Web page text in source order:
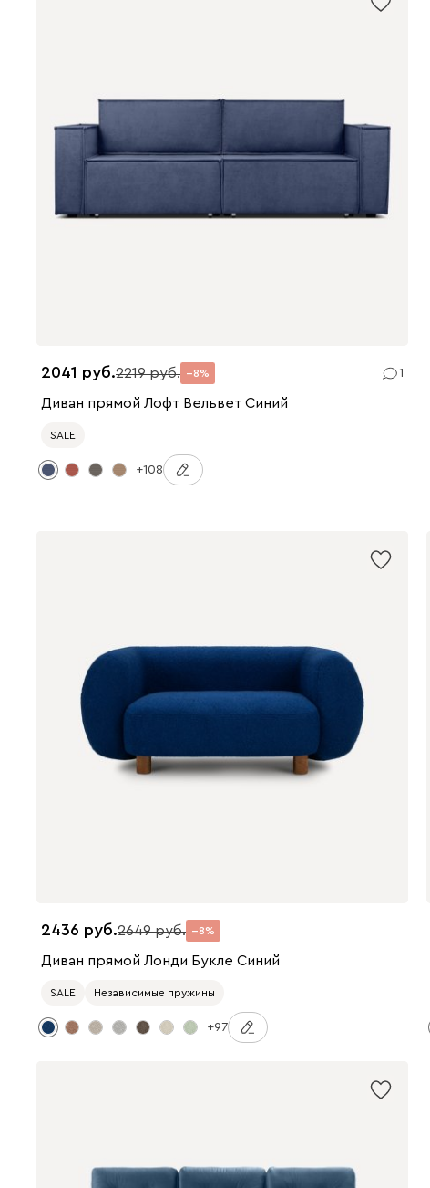
2041 2219 8 1
Диван прямой Лофт Вельвет Синий
SALE
+108
2436 2649 8
Диван прямой Лонди Букле Синий
SALE Независимые пружины
+97